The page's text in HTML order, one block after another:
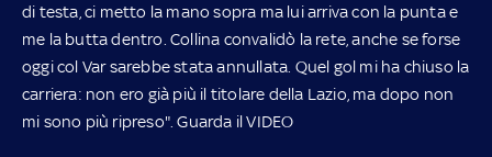
di testa, ci metto la mano sopra ma lui arriva con la punta e
me la butta dentro. Collina convalidò la rete, anche se forse
oggi col Var sarebbe stata annullata. Quel gol mi ha chiuso la
carriera: non ero già più il titolare della Lazio, ma dopo non
mi sono più ripreso". Guarda il VIDEO